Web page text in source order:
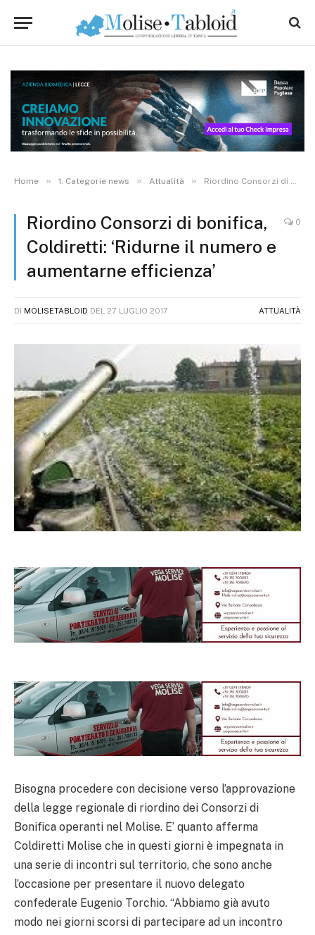
Home » 1. Categorie news » Attualità » Riordino Consorzi di bonifica, Coldiretti: ‘Ridurne il numero e aumentarne efficienza’
Riordino Consorzi di bonifica,
Coldiretti: ‘Ridurne il numero e
aumentarne efficienza’
0
DI MOLISETABLOID DEL 27 LUGLIO 2017 ATTUALITÀ
Bisogna procedere con decisione verso l’approvazione
della legge regionale di riordino dei Consorzi di
Bonifica operanti nel Molise. E’ quanto afferma
Coldiretti Molise che in questi giorni è impegnata in
una serie di incontri sul territorio, che sono anche
l’occasione per presentare il nuovo delegato
confederale Eugenio Torchio. “Abbiamo già avuto
modo nei giorni scorsi di partecipare ad un incontro